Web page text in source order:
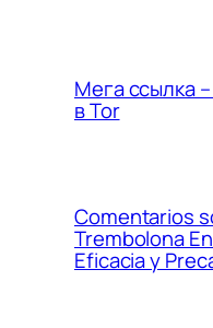
Мега ссылка
в Tor
Comentarios
Trembolona
Eficacia y